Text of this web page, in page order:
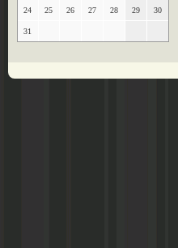
24 25 26 27 28 29 30
31